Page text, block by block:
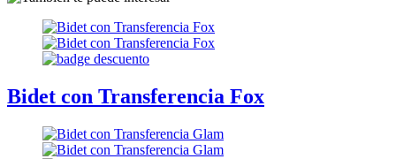
Bidet con Transferencia Fox